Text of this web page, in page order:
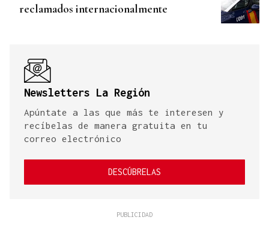
reclamados internacionalmente
Newsletters La Región
Apúntate a las que más te interesen y
recíbelas de manera gratuita en tu
correo electrónico
DESCÚBRELAS